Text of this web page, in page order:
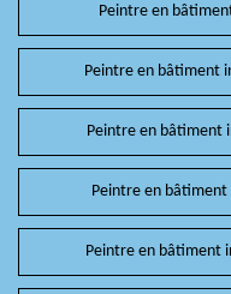
Peintre en
Peintre en bâtiment
Peintre en
Peintre en
Peintre en bâtiment